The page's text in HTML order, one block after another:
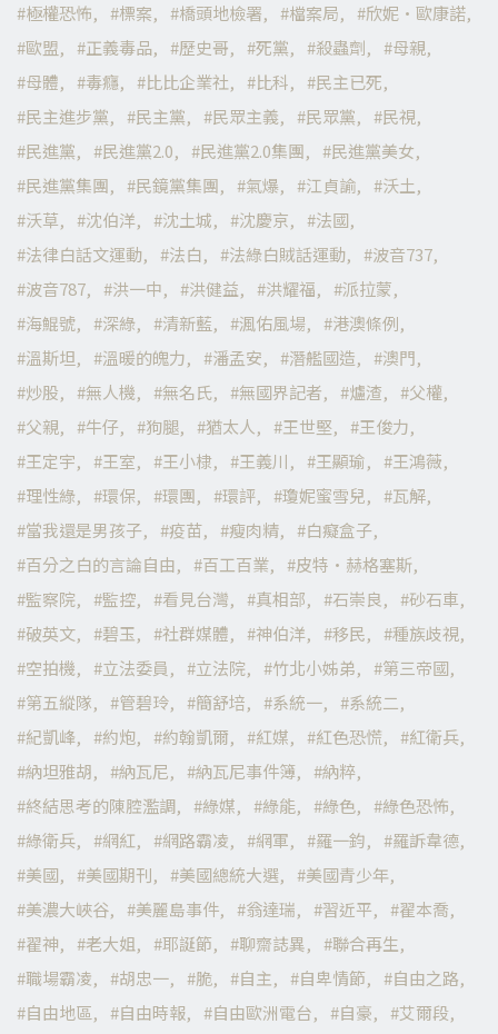
極權恐怖
標案 橋頭地檢署 檔案局
欣妮·歐康諾
歐盟
正義毒品 歷史哥 死黨 殺蟲劑
母親
母體
毒癮 比比企業社 比科
民主已死
民主進步黨
民主黨 民眾主義 民眾黨
民視
民進黨
民進黨2.0 民進黨2.0集團
民進黨美女
民進黨集團
民鏡黨集團 氣爆 江貞諭
沃土
沃草
沈伯洋 沈土城 沈慶京
法國
法律白話文運動
法白 法綠白賊話運動
波音737
波音787
洪一中 洪健益 洪耀福
派拉蒙
海鯤號
深綠 清新藍 渢佑風場
港澳條例
溫斯坦
溫暖的魄力 潘孟安 潛艦國造
澳門
炒股
無人機 無名氏 無國界記者 爐渣
父權
父親
牛仔 狗腿 猶太人 王世堅
王俊力
王定宇
王室 王小棣 王義川 王顯瑜
王鴻薇
理性綠
環保 環團 環評 瓊妮蜜雪兒
瓦解
當我還是男孩子
疫苗 瘦肉精
白癡盒子
百分之白的言論自由
百工百業
皮特·赫格塞斯
監察院
監控 看見台灣 真相部 石崇良
砂石車
破英文
碧玉 社群媒體 神伯洋 移民
種族歧視
空拍機
立法委員 立法院 竹北小姊弟
第三帝國
第五縱隊
管碧玲 簡舒培 系統一
系統二
紀凱峰
約炮 約翰凱爾 紅媒 紅色恐慌
紅衛兵
納坦雅胡
納瓦尼 納瓦尼事件簿
納粹
終結思考的陳腔濫調
綠媒 綠能 綠色
綠色恐怖
綠衛兵
網紅 網路霸凌 網軍 羅一鈞
羅訴韋德
美國
美國期刊 美國總統大選
美國青少年
美濃大峽谷
美麗島事件 翁達瑞 習近平
翟本喬
翟神
老大姐 耶誕節 聊齋誌異
聯合再生
職場霸凌
胡忠一 脆 自主 自卑情節
自由之路
自由地區
自由時報 自由歐洲電台 自豪
艾爾段